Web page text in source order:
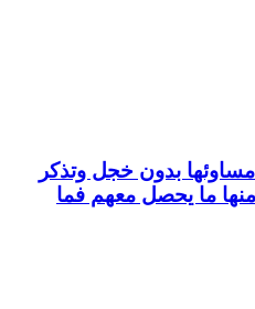
بدون خجل وتذكر
ما يحصل معهم فما